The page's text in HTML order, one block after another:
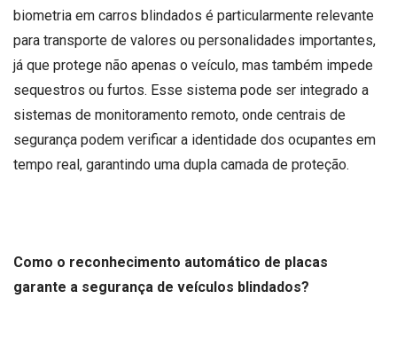
biometria em carros blindados é particularmente relevante
para transporte de valores ou personalidades importantes,
já que protege não apenas o veículo, mas também impede
sequestros ou furtos. Esse sistema pode ser integrado a
sistemas de monitoramento remoto, onde centrais de
segurança podem verificar a identidade dos ocupantes em
tempo real, garantindo uma dupla camada de proteção.
Como o reconhecimento automático de placas
garante a segurança de veículos blindados?